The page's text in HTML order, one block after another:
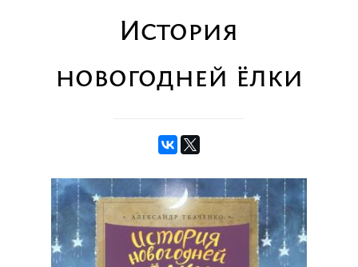
История
новогодней ёлки